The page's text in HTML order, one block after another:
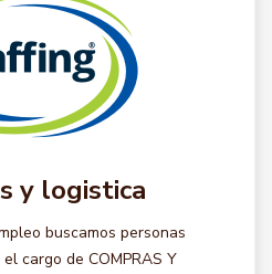
y logistica
buscamos personas
cargo de COMPRAS Y